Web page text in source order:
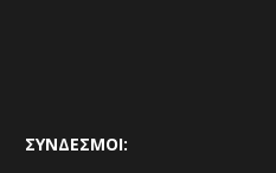
ΣΥΝΔΕΣΜΟΙ: